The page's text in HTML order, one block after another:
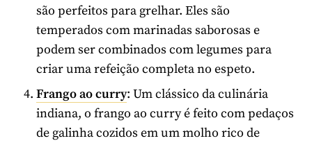
são perfeitos para grelhar. Eles são
temperados com marinadas saborosas e
podem ser combinados com legumes para
criar uma refeição completa no espeto.
Frango ao curry: Um clássico da culinária
indiana, o frango ao curry é feito com pedaços
de galinha cozidos em um molho rico de